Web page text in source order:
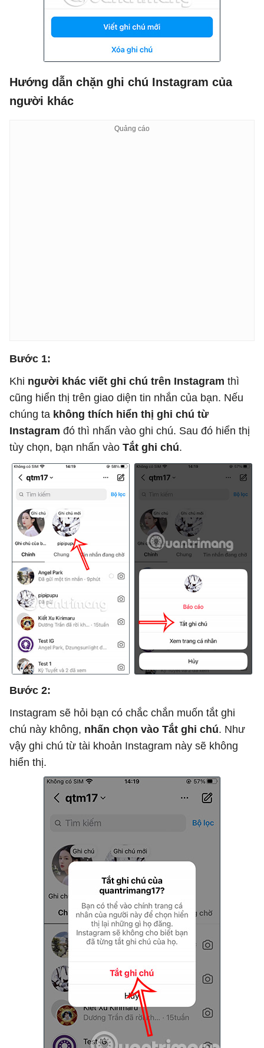
Hướng dẫn chặn ghi chú Instagram của
người khác
Bước 1:
Khi người khác viết ghi chú trên Instagram thì
cũng hiển thị trên giao diện tin nhắn của bạn. Nếu
chúng ta không thích hiển thị ghi chú từ
Instagram đó thì nhấn vào ghi chú. Sau đó hiển thị
tùy chọn, bạn nhấn vào Tắt ghi chú.
Bước 2:
Instagram sẽ hỏi bạn có chắc chắn muốn tắt ghi
chú này không, nhấn chọn vào Tắt ghi chú. Như
vậy ghi chú từ tài khoản Instagram này sẽ không
hiển thị.